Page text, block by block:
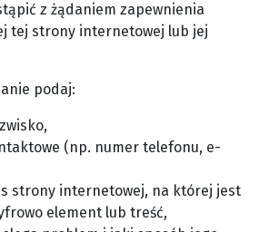
z żądaniem zapewnienia
tej strony internetowej lub jej
podaj:
(np. numer telefonu, e-
strony internetowej, na której jest
element lub treść,